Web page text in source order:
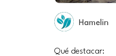
Hamelin
Qué destacar: